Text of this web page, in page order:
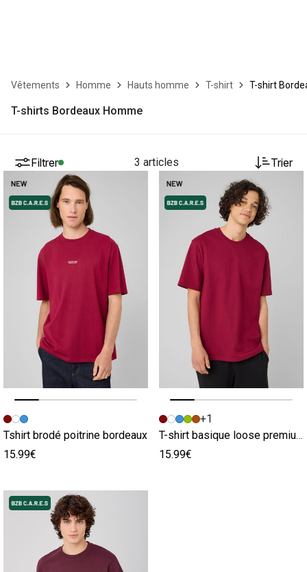
Vêtements Homme Hauts homme T-shirt T-shirt
T-shirts Bordeaux Homme
Filtrer 3 articles Trier
Image précédente
Image suivante
Tshirt brodé poitrine bordeaux
15.99€
Image précédente
Image suivante
+1
T-shirt basique loose premium bordeaux
15.99€